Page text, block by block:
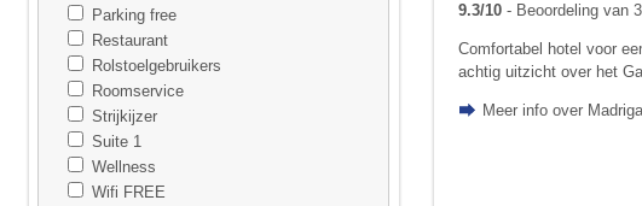
Parking free
Restaurant
Rolstoelgebruikers
Roomservice
Strijkijzer
Suite 1
Wellness
Wifi FREE
9.3/10- Beoordeling van
Comfortabel hotel voor
achtig uitzicht over het
Meer info over